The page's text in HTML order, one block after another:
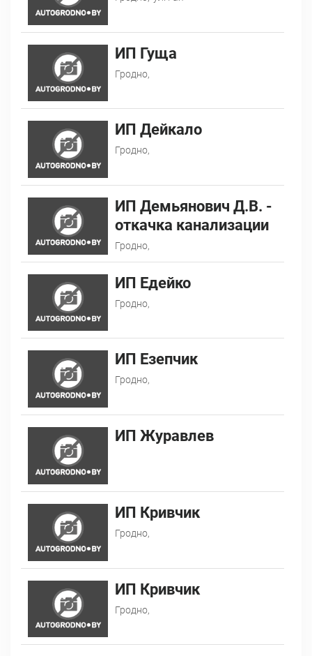
ИП Гуща
Гродно,
ИП Дейкало
Гродно,
ИП Демьянович Д.В. -
откачка канализации
Гродно,
ИП Едейко
Гродно,
ИП Езепчик
Гродно,
ИП Журавлев
ИП Кривчик
Гродно,
ИП Кривчик
Гродно,